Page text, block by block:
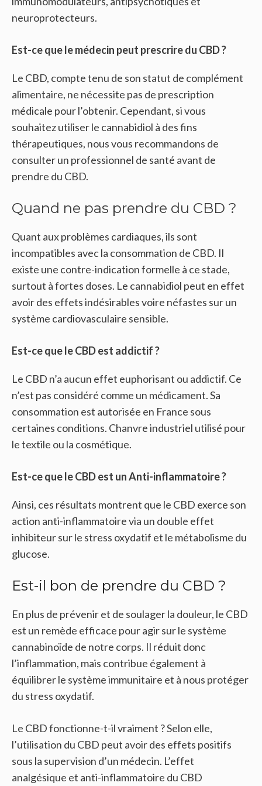
neuroprotecteurs.
Est-ce que le médecin peut prescrire du CBD ?
Le CBD, compte tenu de son statut de complément
alimentaire, ne nécessite pas de prescription
médicale pour l’obtenir. Cependant, si vous
souhaitez utiliser le cannabidiol à des fins
thérapeutiques, nous vous recommandons de
consulter un professionnel de santé avant de
prendre du CBD.
Quand ne pas prendre du CBD ?
Quant aux problèmes cardiaques, ils sont
incompatibles avec la consommation de CBD. Il
existe une contre-indication formelle à ce stade,
surtout à fortes doses. Le cannabidiol peut en effet
avoir des effets indésirables voire néfastes sur un
système cardiovasculaire sensible.
Est-ce que le CBD est addictif ?
Le CBD n’a aucun effet euphorisant ou addictif. Ce
n’est pas considéré comme un médicament. Sa
consommation est autorisée en France sous
certaines conditions. Chanvre industriel utilisé pour
le textile ou la cosmétique.
Est-ce que le CBD est un Anti-inflammatoire ?
Ainsi, ces résultats montrent que le CBD exerce son
action anti-inflammatoire via un double effet
inhibiteur sur le stress oxydatif et le métabolisme du
glucose.
Est-il bon de prendre du CBD ?
En plus de prévenir et de soulager la douleur, le CBD
est un remède efficace pour agir sur le système
cannabinoïde de notre corps. Il réduit donc
l’inflammation, mais contribue également à
équilibrer le système immunitaire et à nous protéger
du stress oxydatif.
Le CBD fonctionne-t-il vraiment ? Selon elle,
l’utilisation du CBD peut avoir des effets positifs
sous la supervision d’un médecin. L’effet
analgésique et anti-inflammatoire du CBD